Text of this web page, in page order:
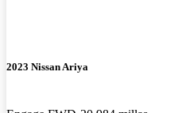
2023 Nissan Ariya